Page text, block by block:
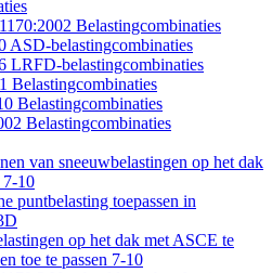
Belastingcombinaties
ASD-belastingcombinaties
LRFD-belastingcombinaties
Belastingcombinaties
Belastingcombinaties
Belastingcombinaties
van sneeuwbelastingen op het dak
10
puntbelasting toepassen in
op het dak met ASCE te
toe te passen 7-10